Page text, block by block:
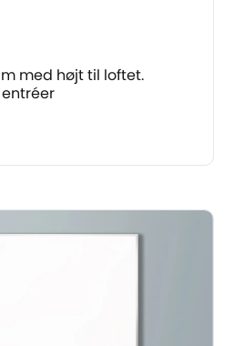
med højt til loftet.